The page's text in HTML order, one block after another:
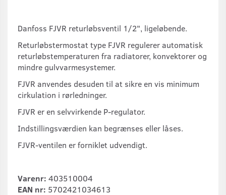
Danfoss FJVR returløbsventil 1/2", ligeløbende.
Returløbstermostat type FJVR regulerer automatisk
returløbstemperaturen fra radiatorer, konvektorer og
mindre gulvvarmesystemer.
FJVR anvendes desuden til at sikre en vis minimum
cirkulation i rørledninger.
FJVR er en selvvirkende P-regulator.
Indstillingsværdien kan begrænses eller låses.
FJVR-ventilen er forniklet udvendigt.
Varenr: 403510004
EAN nr: 5702421034613